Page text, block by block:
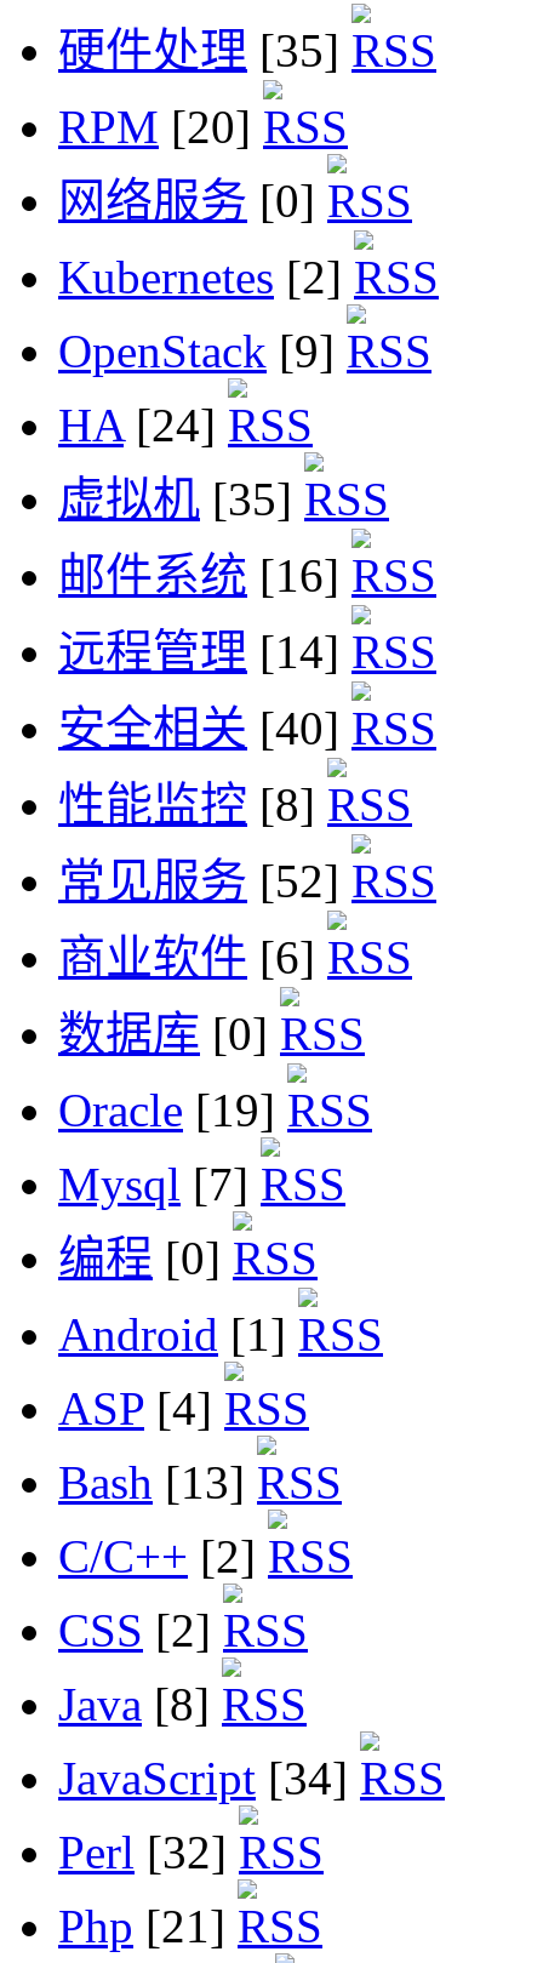
硬件处理 [35]
RPM [20]
网络服务 [0]
Kubernetes [2]
OpenStack [9]
HA[24]
虚拟机 [35]
邮件系统 [16]
远程管理 [14]
安全相关 [40]
性能监控 [8]
常见服务 [52]
商业软件 [6]
数据库 [0]
Oracle [19]
Mysql [7]
编程 [0]
Android [1]
ASP [4]
Bash [13]
C/C++ [2]
CSS [2]
Java [8]
JavaScript [34]
Perl [32]
Php [21]